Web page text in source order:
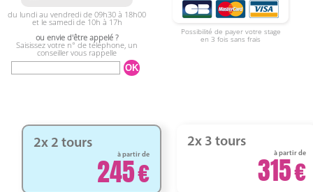
du lundi au vendredi de 09h30 à 18h00
et le samedi de 10h à 17h
ou envie d'être appelé ?
Saisissez votre n° de téléphone, un
conseiller vous rappelle
Possibilité de payer votre stage
en 3 fois sans frais
2x 2 tours
à partir de
245
2x 3 tours
à partir de
315